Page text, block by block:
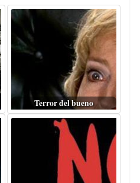
Terror del bueno